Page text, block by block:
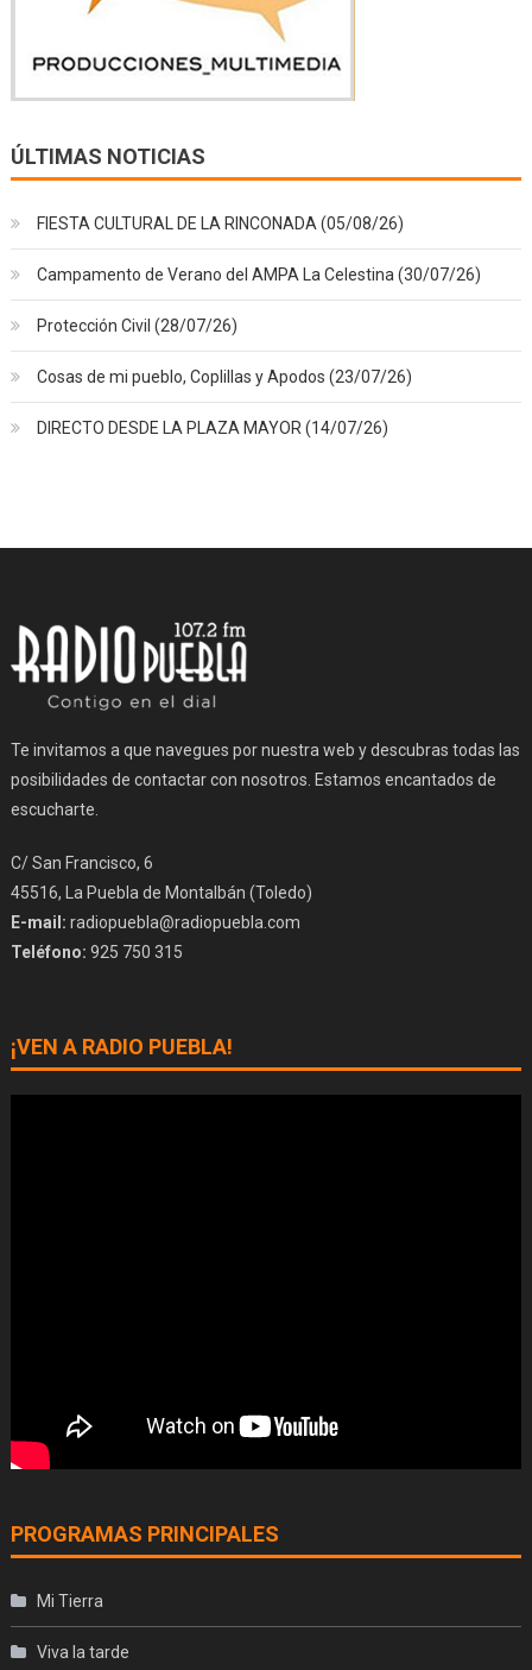
ÚLTIMAS NOTICIAS
FIESTA CULTURAL DE LA RINCONADA (05/08/26)
Campamento de Verano del AMPA La Celestina (30/07/26)
Protección Civil (28/07/26)
Cosas de mi pueblo, Coplillas y Apodos (23/07/26)
DIRECTO DESDE LA PLAZA MAYOR (14/07/26)
Te invitamos a que navegues por nuestra web y descubras todas las
posibilidades de contactar con nosotros. Estamos encantados de
escucharte.
C/ San Francisco, 6
45516, La Puebla de Montalbán (Toledo)
E-mail: radiopuebla@radiopuebla.com
Teléfono: 925 750 315
¡VEN A RADIO PUEBLA!
PROGRAMAS PRINCIPALES
Mi Tierra
Viva la tarde